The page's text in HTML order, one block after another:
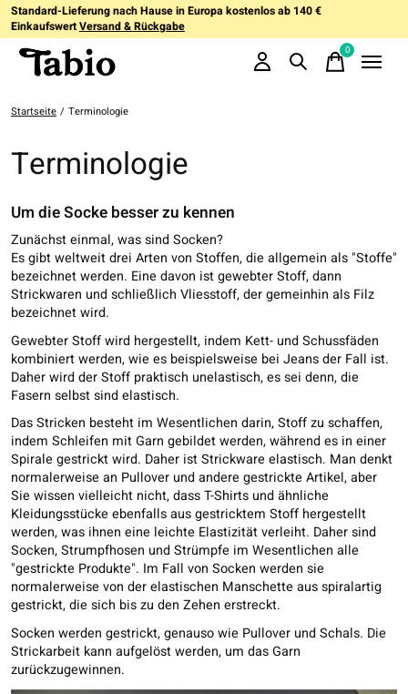
Standard-Lieferung nach Hause in Europa kostenlos ab 140 €
EinkaufswertVersand & Rückgabe
0items
Startseite / Terminologie
Terminologie
Um die Socke besser zu kennen
Zunächst einmal, was sind Socken?
Es gibt weltweit drei Arten von Stoffen, die allgemein als "Stoffe"
bezeichnet werden. Eine davon ist gewebter Stoff, dann
Strickwaren und schließlich Vliesstoff, der gemeinhin als Filz
bezeichnet wird.
Gewebter Stoff wird hergestellt, indem Kett- und Schussfäden
kombiniert werden, wie es beispielsweise bei Jeans der Fall ist.
Daher wird der Stoff praktisch unelastisch, es sei denn, die
Fasern selbst sind elastisch.
Das Stricken besteht im Wesentlichen darin, Stoff zu schaffen,
indem Schleifen mit Garn gebildet werden, während es in einer
Spirale gestrickt wird. Daher ist Strickware elastisch. Man denkt
normalerweise an Pullover und andere gestrickte Artikel, aber
Sie wissen vielleicht nicht, dass T-Shirts und ähnliche
Kleidungsstücke ebenfalls aus gestricktem Stoff hergestellt
werden, was ihnen eine leichte Elastizität verleiht. Daher sind
Socken, Strumpfhosen und Strümpfe im Wesentlichen alle
"gestrickte Produkte". Im Fall von Socken werden sie
normalerweise von der elastischen Manschette aus spiralartig
gestrickt, die sich bis zu den Zehen erstreckt.
Socken werden gestrickt, genauso wie Pullover und Schals. Die
Strickarbeit kann aufgelöst werden, um das Garn
zurückzugewinnen.